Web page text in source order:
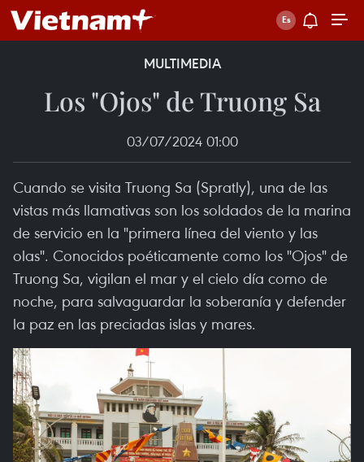
MULTIMEDIA
Los "Ojos" de Truong Sa
03/07/2024 01:00
Cuando se visita Truong Sa (Spratly), una de las
vistas más llamativas son los soldados de la marina
de servicio en la "primera línea del viento y las
olas". Conocidos poéticamente como los "Ojos" de
Truong Sa, vigilan el mar y el cielo día como de
noche, para salvaguardar la soberanía y defender
la paz en las preciadas islas y mares.